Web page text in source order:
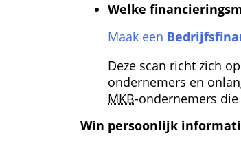
Welke
Maak een
Deze scan richt zich
ondernemers en
MKB-ondernemers
Win persoonlijk